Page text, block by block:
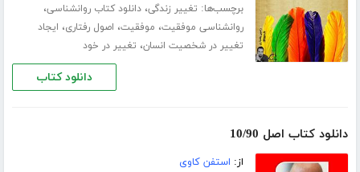
برچسب‌ها: تغییر زندگی،دانلود کتاب روانشناسی،
روانشناسی موفقیت، موفقیت، اصول رفتاری، ایجاد
تغییر در شخصیت انسان، تغییر در خود
دانلود کتاب
دانلود کتاب اصل 10/90
از: استفن کاوی